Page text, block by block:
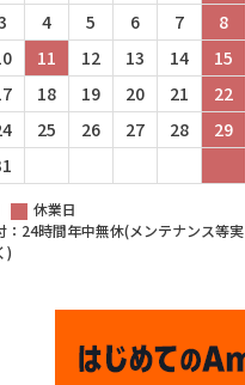
4 5 6 7
8
11 12 13 14
15
18 19 20 21
22
25 26 27 28
29
休業日
：24時間年中無休(メンテナンス等実
)